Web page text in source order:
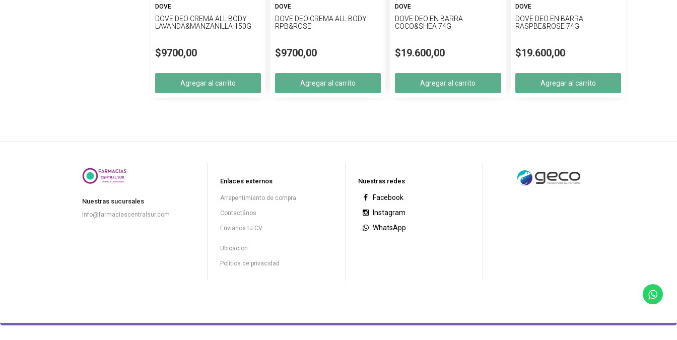
DOVE
DOVE DEO CREMA ALL BODY
LAVANDA&MANZANILLA 150G
$9700,00
Agregar al carrito
DOVE
DOVE DEO CREMA ALL BODY
RPB&ROSE
$9700,00
Agregar al carrito
DOVE
DOVE DEO EN BARRA
COCO&SHEA 74G
$19.600,00
Agregar al carrito
DOVE
DOVE DEO EN BARRA
RASPBE&ROSE 74G
$19.600,00
Agregar al carrito
Nuestras sucursales
info@farmaciascentralsur.com
Enlaces externos
Arrepentimiento de compra
Contactános
Envianos tu CV
Ubicacion
Política de privacidad
Nuestras redes
Facebook
Instagram
WhatsApp